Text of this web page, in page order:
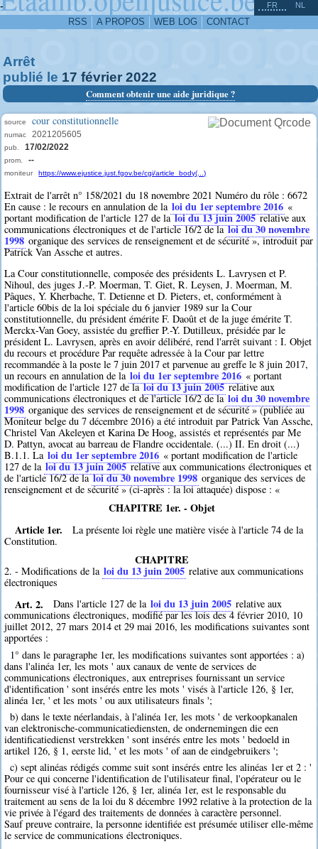
-
RSS A PROPOS WEB LOG CONTACT
FR NL
Arrêt
publié le 17 février 2022
Comment obtenir une aide juridique ?
source cour constitutionnelle
numac 2021205605
pub. 17/02/2022
prom. --
moniteur https://www.ejustice.just.fgov.be/cgi/article_body(...)
Extrait de l'arrêt n° 158/2021 du 18 novembre 2021 Numéro du rôle : 6672
En cause : le recours en annulation de la loi du 1er septembre 2016 «
portant modification de l'article 127 de laloi du 13 juin 2005relative aux
communications électroniques et de l'article 16/2 de laloi du 30 novembre
1998 organique des services de renseignement et de sécurité », introduit par
Patrick Van Assche et autres.
La Cour constitutionnelle, composée des présidents L. Lavrysen et P.
Nihoul, des juges J.-P. Moerman, T. Giet, R. Leysen, J. Moerman, M.
Pâques, Y. Kherbache, T. Detienne et D. Pieters, et, conformément à
l'article 60bis de la loi spéciale du 6 janvier 1989 sur la Cour
constitutionnelle, du président émérite F. Daoût et de la juge émérite T.
Merckx-Van Goey, assistée du greffier P.-Y. Dutilleux, présidée par le
président L. Lavrysen, après en avoir délibéré, rend l'arrêt suivant : I. Objet
du recours et procédure Par requête adressée à la Cour par lettre
recommandée à la poste le 7 juin 2017 et parvenue au greffe le 8 juin 2017,
un recours en annulation de la loi du 1er septembre 2016 « portant
modification de l'article 127 de laloi du 13 juin 2005relative aux
communications électroniques et de l'article 16/2 de laloi du 30 novembre
1998 organique des services de renseignement et de sécurité » (publiée au
Moniteur belge du 7 décembre 2016) a été introduit par Patrick Van Assche,
Christel Van Akeleyen et Karina De Hoog, assistés et représentés par Me
D. Pattyn, avocat au barreau de Flandre occidentale. (...) II. En droit (...)
B.1.1. La loi du 1er septembre 2016 « portant modification de l'article
127 de la loi du 13 juin 2005relative aux communications électroniques et
de l'article 16/2 de laloi du 30 novembre 1998 organique des services de
renseignement et de sécurité » (ci-après : la loi attaquée) dispose : «
CHAPITRE 1er. - Objet
Article 1er.
La présente loi règle une matière visée à l'article 74 de la
Constitution.
CHAPITRE
2. - Modifications de la loi du 13 juin 2005 relative aux communications
électroniques
Art. 2. Dans l'article 127 de la loi du 13 juin 2005 relative aux
communications électroniques, modifié par les lois des 4 février 2010, 10
juillet 2012, 27 mars 2014 et 29 mai 2016, les modifications suivantes sont
apportées :
1° dans le paragraphe 1er, les modifications suivantes sont apportées : a)
dans l'alinéa 1er, les mots ' aux canaux de vente de services de
communications électroniques, aux entreprises fournissant un service
d'identification ' sont insérés entre les mots ' visés à l'article 126, § 1er,
alinéa 1er, ' et les mots ' ou aux utilisateurs finals ';
b) dans le texte néerlandais, à l'alinéa 1er, les mots ' de verkoopkanalen
van elektronische-communicatiediensten, de ondernemingen die een
identificatiedienst verstrekken ' sont insérés entre les mots ' bedoeld in
artikel 126, § 1, eerste lid, ' et les mots ' of aan de eindgebruikers ';
c) sept alinéas rédigés comme suit sont insérés entre les alinéas 1er et 2 : '
Pour ce qui concerne l'identification de l'utilisateur final, l'opérateur ou le
fournisseur visé à l'article 126, § 1er, alinéa 1er, est le responsable du
traitement au sens de la loi du 8 décembre 1992 relative à la protection de la
vie privée à l'égard des traitements de données à caractère personnel.
Sauf preuve contraire, la personne identifiée est présumée utiliser elle-même
le service de communications électroniques.
^